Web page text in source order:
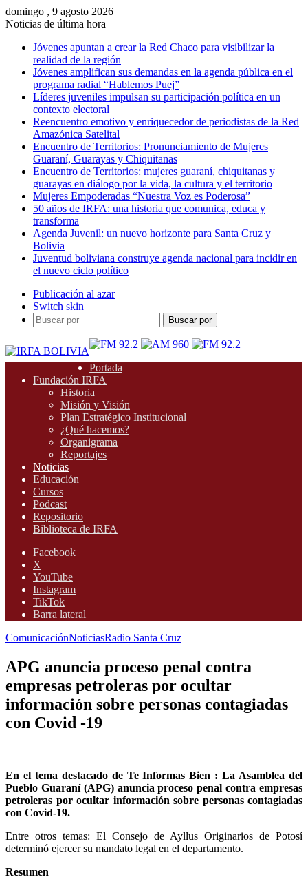
domingo , 9 agosto 2026
Noticias de última hora
Jóvenes apuntan a crear la Red Chaco para visibilizar la
realidad de la región
Jóvenes amplifican sus demandas en la agenda pública en el
programa radial “Hablemos Puej”
Líderes juveniles impulsan su participación política en un
contexto electoral
Reencuentro emotivo y enriquecedor de periodistas de la Red
Amazónica Satelital
Encuentro de Territorios: Pronunciamiento de Mujeres
Guaraní, Guarayas y Chiquitanas
Encuentro de Territorios: mujeres guaraní, chiquitanas y
guarayas en diálogo por la vida, la cultura y el territorio
Mujeres Empoderadas “Nuestra Voz es Poderosa”
50 años de IRFA: una historia que comunica, educa y
transforma
Agenda Juvenil: un nuevo horizonte para Santa Cruz y
Bolivia
Juventud boliviana construye agenda nacional para incidir en
el nuevo ciclo político
Publicación al azar
Switch skin
Buscar por
Portada
Fundación IRFA
Historia
Misión y Visión
Plan Estratégico Institucional
¿Qué hacemos?
Organigrama
Reportajes
Noticias
Educación
Cursos
Podcast
Repositorio
Biblioteca de IRFA
Facebook
X
YouTube
Instagram
TikTok
Barra lateral
ComunicaciónNoticiasRadio Santa Cruz
APG anuncia proceso penal contra
empresas petroleras por ocultar
información sobre personas contagiadas
con Covid -19
En el tema destacado de Te Informas Bien : La Asamblea del
Pueblo Guaraní (APG) anuncia proceso penal contra empresas
petroleras por ocultar información sobre personas contagiadas
con Covid-19.
Entre otros temas: El Consejo de Ayllus Originarios de Potosí
determinó ejercer su mandato legal en el departamento.
Resumen